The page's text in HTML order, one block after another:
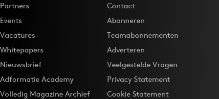
Partners
Events
Vacatures
Whitepapers
Nieuwsbrief
Adformatie Academy
Volledig Magazine Archief
Contact
Abonneren
Teamabonnementen
Adverteren
Veelgestelde Vragen
Privacy Statement
Cookie Statement